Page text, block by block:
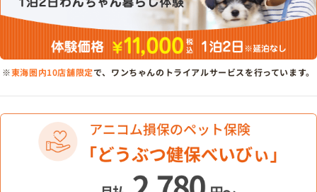
※東海圏内10店舗限定で、ワンちゃんのトライアルサービスを行っています。